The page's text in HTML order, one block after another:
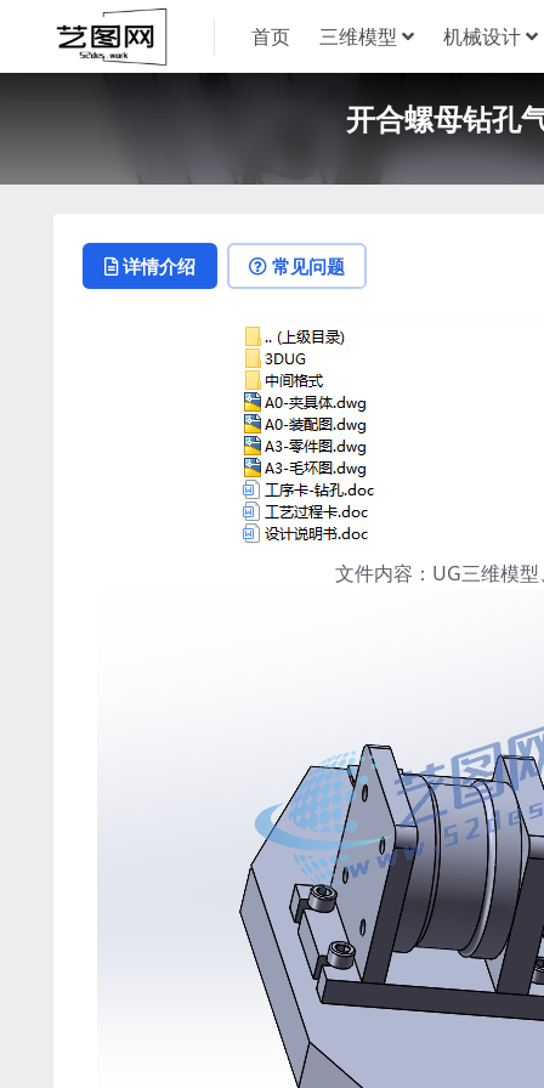
首页 三维模型 机械设计
开合螺母钻孔
详情介绍 常见问题
文件内容：UG三维模